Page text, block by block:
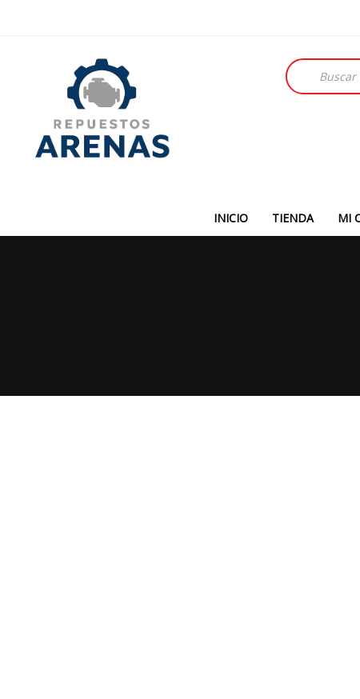
Búsqueda
de
productos
INICIO TIENDA MI